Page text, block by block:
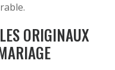
ORIGINAUX